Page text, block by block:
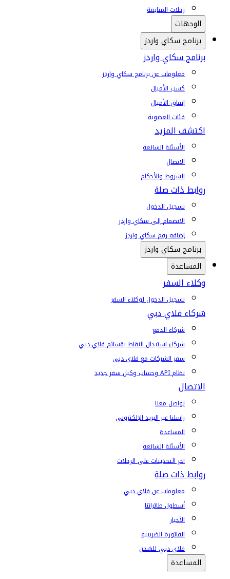
رحلات المتابعة
الوجهات
برنامج سكاي واردز
برنامج سكاي واردز
معلومات عن برنامج سكاي واردز
كسب الأميال
إنفاق الأميال
فئات العضوية
اكتشف المزيد
الأسئلة الشائعة
الاتصال
الشروط والأحكام
روابط ذات صلة
تسجيل الدخول
الانضمام إلى سكاي واردز
إضافة رقم سكاي واردز
برنامج سكاي واردز
المساعدة
وكلاء السفر
تسجيل الدخول لوكلاء السفر
شركاء فلاي دبي
شركاء الدفع
شركاء استبدال النقاط بقسائم فلاي دبي
سفر الشركات مع فلاي دبي
نظام API وحساب وكيل سفر جديد
الاتصال
تواصل معنا
راسلنا عبر البريد الإلكتروني
المساعدة
الأسئلة الشائعة
آخر التحديثات على الرحلات
روابط ذات صلة
معلومات عن فلاي دبي
أسطول طائراتنا
الأخبار
الفاتورة الضريبية
فلاي دبي للشحن
المساعدة